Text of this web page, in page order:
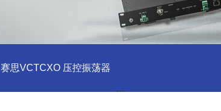
赛思VCTCXO 压控振荡器